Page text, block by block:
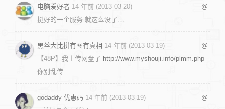
电脑爱好者 14 年前 (2013-03-20)
@
挺好的一个服务 就这么没了…
黑丝大比拼有图有真相 14 年前 (2013-03-19)
@
【48P】我上传网盘了 http://www.myshouji.info/plmm.php
你别乱传
godaddy 优惠码 14 年前 (2013-03-19)
@